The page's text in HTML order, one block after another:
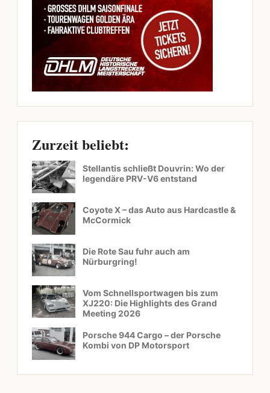
Zurzeit beliebt:
Stellantis schließt Douvrin: Wo der
legendäre PRV-V6 entstand
Coyote X – das Auto aus Hardcastle &
McCormick
Die Rote Sau fuhr auch am
Nürburgring!
Vom Schnellsportwagen bis zum
XJ220: Die Highlights des Grand
Meeting 2026
Porsche 944 Cargo – der Porsche
Kombi von DP Motorsport